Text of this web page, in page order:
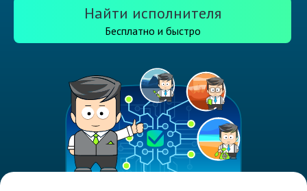
Найти исполнителя
Бесплатно и быстро